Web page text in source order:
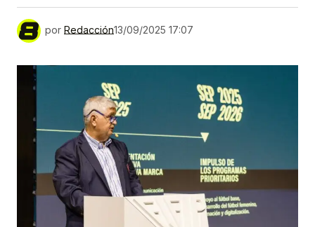
por Redacción13/09/2025 17:07